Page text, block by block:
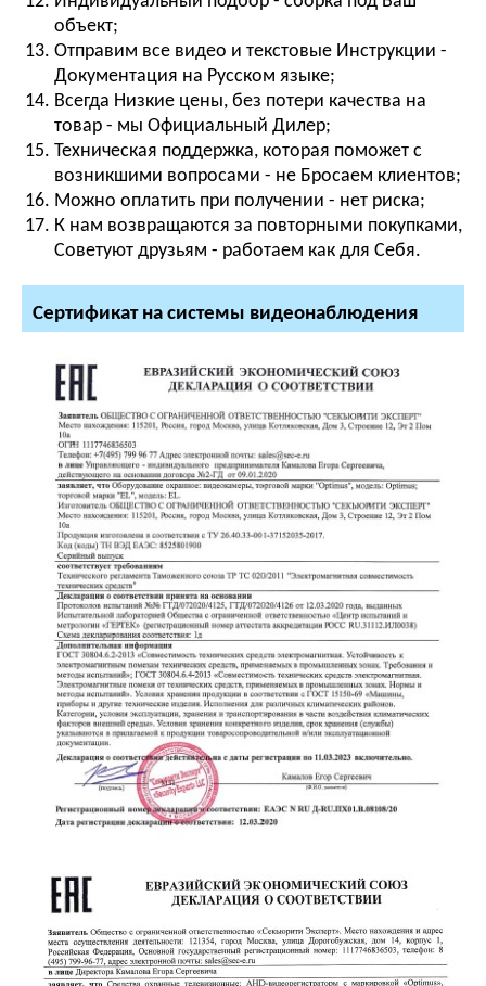
объект;
Отправим все видео и текстовые Инструкции -
Документация на Русском языке;
Всегда Низкие цены, без потери качества на
товар - мы Официальный Дилер;
Техническая поддержка, которая поможет с
возникшими вопросами - не Бросаем клиентов;
Можно оплатить при получении - нет риска;
К нам возвращаются за повторными покупками,
Советуют друзьям - работаем как для Себя.
Сертификат на системы видеонаблюдения